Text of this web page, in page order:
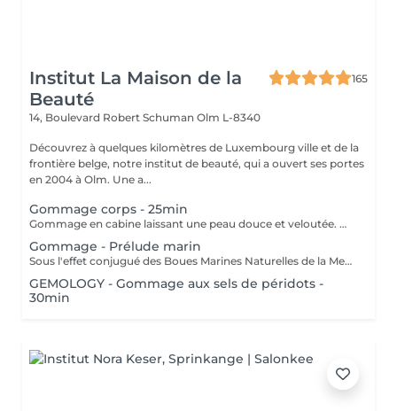
Institut La Maison de la
Beauté
165
14, Boulevard Robert Schuman Olm L-8340
Découvrez à quelques kilomètres de Luxembourg ville et de la
frontière belge, notre institut de beauté, qui a ouvert ses portes
en 2004 à Olm. Une a...
Gommage corps - 25min
Gommage en cabine laissant une peau douce et veloutée. Offrez vous une parenthèse douceur avec le gommage de votre choix.
Gommage - Prélude marin
Sous l'effet conjugué des Boues Marines Naturelles de la Mer Morte et des Sels Marins, ce gommage original et haut de gamme offre une exfoliation détoxifiante, doublée d'un véritable effet de relaxation intense. La peau est douce, vivifiée, les rugosités éliminées, le corps est détendu
GEMOLOGY - Gommage aux sels de péridots -
30min